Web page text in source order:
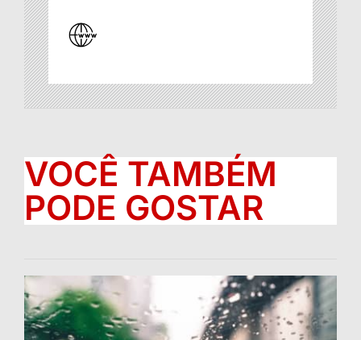
VOCÊ TAMBÉM
PODE GOSTAR